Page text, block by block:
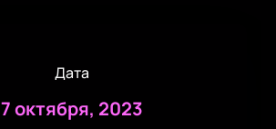
Дата
7 октября, 2023